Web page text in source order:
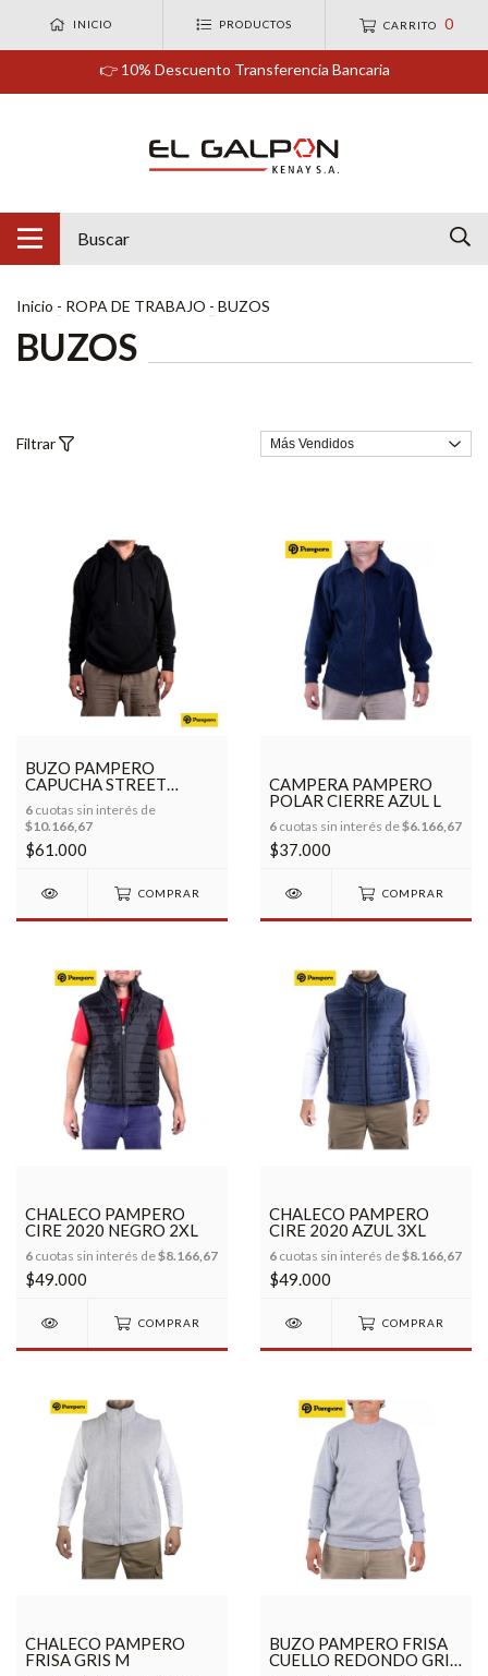
INICIO PRODUCTOS CARRITO 0
👉 10% Descuento Transferencia Bancaria
Inicio - ROPA DE TRABAJO - BUZOS
BUZOS
Filtrar
BUZO PAMPERO
CAPUCHA STREET
NEGRO L
6 cuotas sin interés de
$10.166,67
$61.000
COMPRAR
CAMPERA PAMPERO
POLAR CIERRE AZUL L
6 cuotas sin interés de$6.166,67
$37.000
COMPRAR
CHALECO PAMPERO
CIRE 2020 NEGRO 2XL
6 cuotas sin interés de$8.166,67
$49.000
COMPRAR
CHALECO PAMPERO
CIRE 2020 AZUL 3XL
6 cuotas sin interés de$8.166,67
$49.000
COMPRAR
CHALECO PAMPERO
FRISA GRIS M
BUZO PAMPERO FRISA
CUELLO REDONDO GRIS